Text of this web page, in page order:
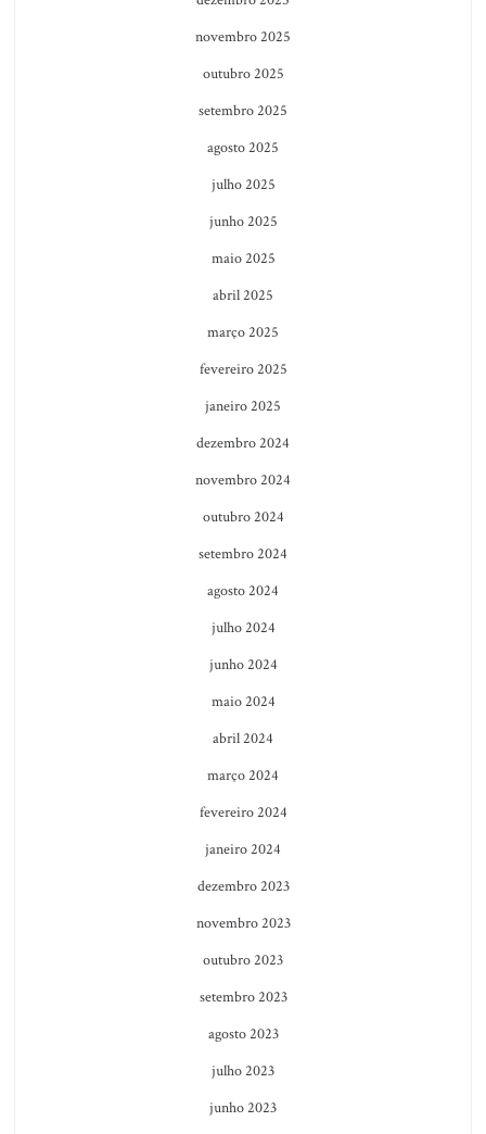
novembro 2025
outubro 2025
setembro 2025
agosto 2025
julho 2025
junho 2025
maio 2025
abril 2025
março 2025
fevereiro 2025
janeiro 2025
dezembro 2024
novembro 2024
outubro 2024
setembro 2024
agosto 2024
julho 2024
junho 2024
maio 2024
abril 2024
março 2024
fevereiro 2024
janeiro 2024
dezembro 2023
novembro 2023
outubro 2023
setembro 2023
agosto 2023
julho 2023
junho 2023